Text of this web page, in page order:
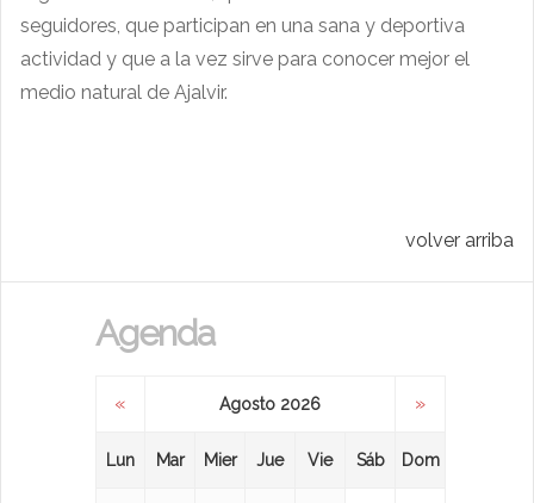
seguidores, que participan en una sana y deportiva
actividad y que a la vez sirve para conocer mejor el
medio natural de Ajalvir.
volver arriba
Agenda
« Agosto 2026 »
Lun Mar Mier Jue Vie Sáb Dom